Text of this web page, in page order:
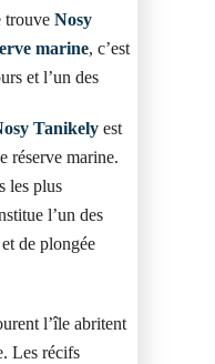
trouve Nosy
marine, c’est
et l’un des
Tanikely est
réserve marine.
les plus
l’un des
de plongée
l’île abritent
Les récifs